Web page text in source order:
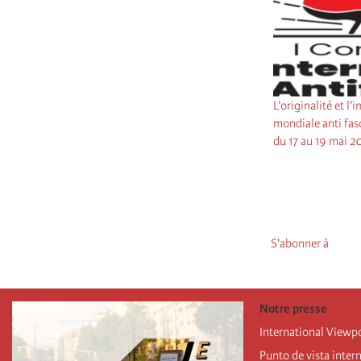
L’originalité et
mondiale anti
du 17 au 19 mai
S'abonner à
Notre presse
International
Punto de vista